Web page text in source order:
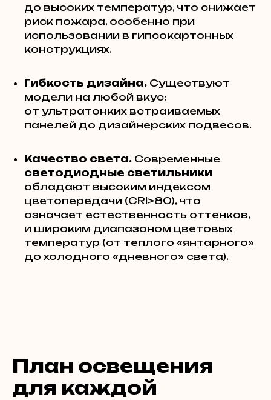
до высоких температур, что снижает
риск пожара, особенно при
использовании в гипсокартонных
конструкциях.
Гибкость дизайна. Существуют
модели на любой вкус:
от ультратонких встраиваемых
панелей до дизайнерских подвесов.
Качество света. Современные
светодиодные светильники
обладают высоким индексом
цветопередачи (CRI>80), что
означает естественность оттенков,
и широким диапазоном цветовых
температур (от теплого «янтарного»
до холодного «дневного» света).
План освещения
для каждой